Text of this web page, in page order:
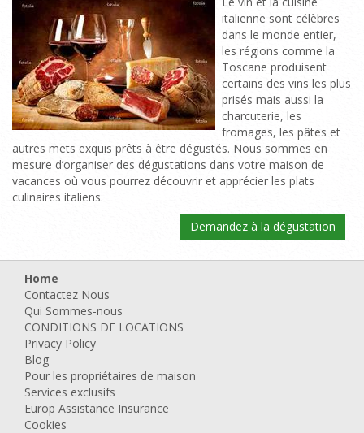
italienne sont célèbres
dans le monde entier,
les régions comme la
Toscane produisent
certains des vins les plus
prisés mais aussi la
charcuterie, les
fromages, les pâtes et
autres mets exquis prêts à être dégustés. Nous sommes en
mesure d’organiser des dégustations dans votre maison de
vacances où vous pourrez découvrir et apprécier les plats
culinaires italiens.
Demandez à la dégustation
Home
Contactez Nous
Qui Sommes-nous
CONDITIONS DE LOCATIONS
Privacy Policy
Blog
Pour les propriétaires de maison
Services exclusifs
Europ Assistance Insurance
Cookies